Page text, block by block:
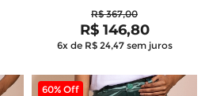
R$ 367,00
R$ 146,80
6x de R$ 24,47 sem juros
60% Off